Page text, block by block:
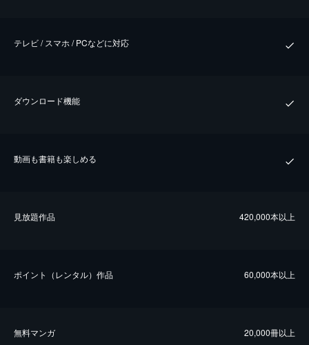
テレビ / スマホ / PCなどに対応
ダウンロード機能
動画も書籍も楽しめる
⾒放題作品 420,000本以上
ポイント（レンタル）作品 60,000本以上
無料マンガ 20,000冊以上